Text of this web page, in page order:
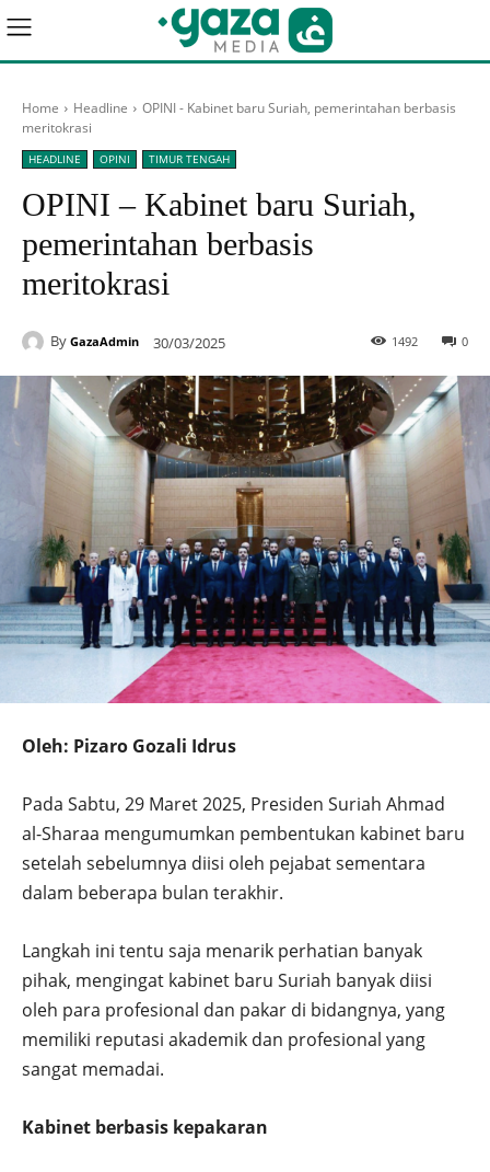
Home Headline
OPINI - Kabinet baru Suriah, pemerintahan berbasis
meritokrasi
HEADLINE OPINI TIMUR TENGAH
OPINI – Kabinet baru Suriah,
pemerintahan berbasis
meritokrasi
By GazaAdmin 30/03/2025 0
1492
Oleh: Pizaro Gozali Idrus
Pada Sabtu, 29 Maret 2025, Presiden Suriah Ahmad
al-Sharaa mengumumkan pembentukan kabinet baru
setelah sebelumnya diisi oleh pejabat sementara
dalam beberapa bulan terakhir.
Langkah ini tentu saja menarik perhatian banyak
pihak, mengingat kabinet baru Suriah banyak diisi
oleh para profesional dan pakar di bidangnya, yang
memiliki reputasi akademik dan profesional yang
sangat memadai.
Kabinet berbasis kepakaran